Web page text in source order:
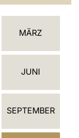
MÄRZ
JUNI
SEPTEMBER